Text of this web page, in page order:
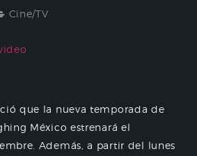
Cine/TV
que la nueva temporada de
México estrenará el
Además, a partir del lunes